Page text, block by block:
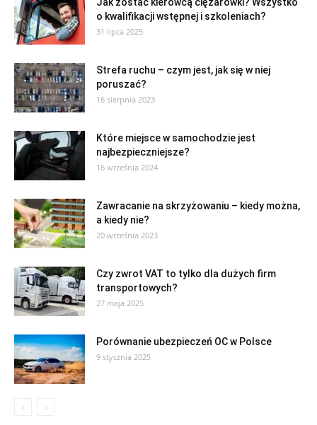
o kwalifikacji wstępnej i szkoleniach?
31 lipca 2025
Strefa ruchu – czym jest, jak się w niej
poruszać?
16 sierpnia 2023
Które miejsce w samochodzie jest
najbezpieczniejsze?
16 września 2024
Zawracanie na skrzyżowaniu – kiedy można,
a kiedy nie?
20 września 2023
Czy zwrot VAT to tylko dla dużych firm
transportowych?
27 maja 2025
Porównanie ubezpieczeń OC w Polsce
9 stycznia 2025